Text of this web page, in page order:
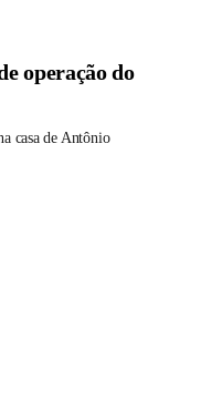
operação do
casa de Antônio